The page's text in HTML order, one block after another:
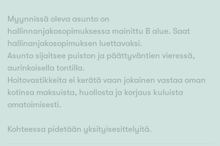
Myynnissä oleva asunto on
hallinnanjakosopimuksessa mainittu B alue. Saat
hallinanjakosopimuksen luettavaksi.
Asunto sijaitsee puiston ja päättyväntien vieressä,
aurinkoisella tontilla.
Hoitovastikkeita ei kerätä vaan jokainen vastaa oman
kotinsa maksuista, huollosta ja korjaus kuluista
omatoimisesti.
Kohteessa pidetään yksityisesittelyitä.